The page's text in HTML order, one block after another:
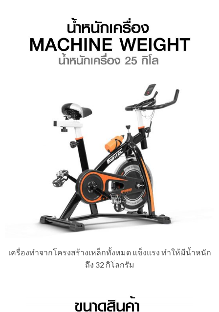
เครื่องทำจากโครงสร้างเหล็กทั้งหมด แข็งแรง ทำให้มีน้ำหนัก
ถึง 32 กิโลกรัม